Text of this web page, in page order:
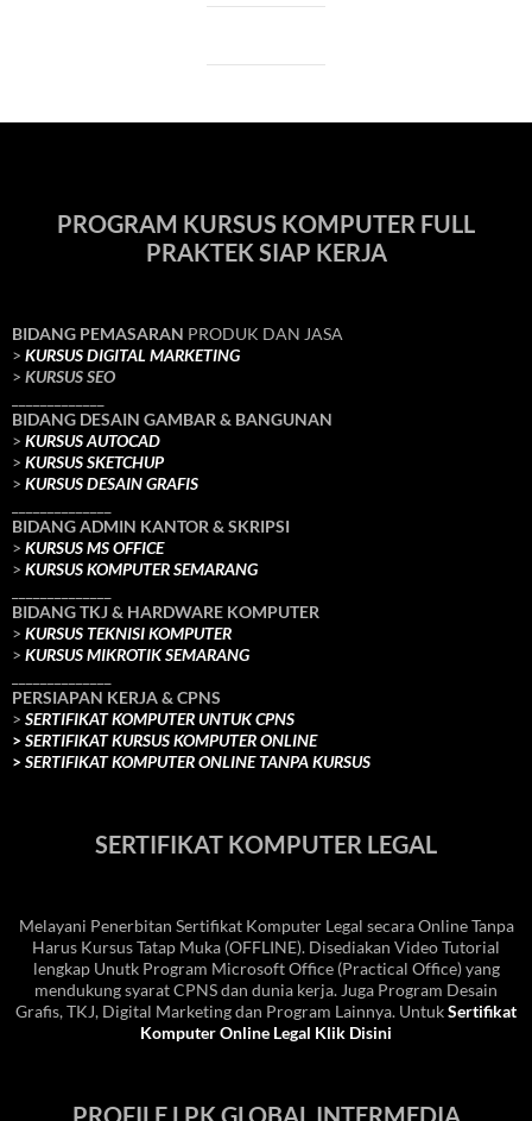
PROGRAM KURSUS KOMPUTER FULL
PRAKTEK SIAP KERJA
BIDANG PEMASARAN PRODUK DAN JASA
> KURSUS DIGITAL MARKETING
> KURSUS SEO
BIDANG DESAIN GAMBAR & BANGUNAN
> KURSUS AUTOCAD
> KURSUS SKETCHUP
> KURSUS DESAIN GRAFIS
BIDANG ADMIN KANTOR & SKRIPSI
> KURSUS MS OFFICE
> KURSUS KOMPUTER SEMARANG
BIDANG TKJ & HARDWARE KOMPUTER
> KURSUS TEKNISI KOMPUTER
> KURSUS MIKROTIK SEMARANG
PERSIAPAN KERJA & CPNS
> SERTIFIKAT KOMPUTER UNTUK CPNS
> SERTIFIKAT KURSUS KOMPUTER ONLINE
> SERTIFIKAT KOMPUTER ONLINE TANPA KURSUS
SERTIFIKAT KOMPUTER LEGAL
Melayani Penerbitan Sertifikat Komputer Legal secara Online Tanpa
Harus Kursus Tatap Muka (OFFLINE). Disediakan Video Tutorial
lengkap Unutk Program Microsoft Office (Practical Office) yang
mendukung syarat CPNS dan dunia kerja. Juga Program Desain
Grafis, TKJ, Digital Marketing dan Program Lainnya. UntukSertifikat
Komputer Online Legal Klik Disini
PROFILE LPK GLOBAL INTERMEDIA